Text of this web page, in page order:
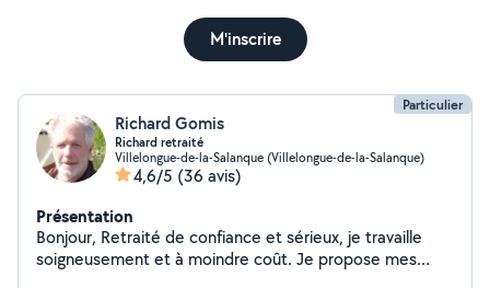
M'inscrire
Particulier
Richard Gomis
Richard retraité
Villelongue-de-la-Salanque (Villelongue-de-la-Salanque)
4,6/5 (36 avis)
Présentation
Bonjour, Retraité de confiance et sérieux, je travaille
soigneusement et à moindre coût. Je propose mes